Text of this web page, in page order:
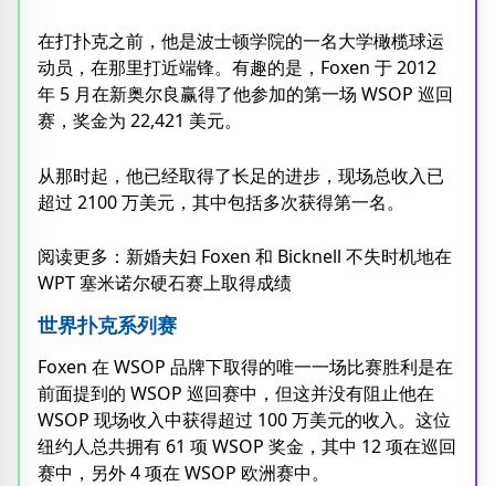
在打扑克之前，他是波士顿学院的一名大学橄榄球运
动员，在那里打近端锋。有趣的是，Foxen 于 2012
年 5 月在新奥尔良赢得了他参加的第一场 WSOP 巡回
赛，奖金为 22,421 美元。
从那时起，他已经取得了长足的进步，现场总收入已
超过 2100 万美元，其中包括多次获得第一名。
阅读更多：新婚夫妇 Foxen 和 Bicknell 不失时机地在
WPT 塞米诺尔硬石赛上取得成绩
世界扑克系列赛
Foxen 在 WSOP 品牌下取得的唯一一场比赛胜利是在
前面提到的 WSOP 巡回赛中，但这并没有阻止他在
WSOP 现场收入中获得超过 100 万美元的收入。这位
纽约人总共拥有 61 项 WSOP 奖金，其中 12 项在巡回
赛中，另外 4 项在 WSOP 欧洲赛中。